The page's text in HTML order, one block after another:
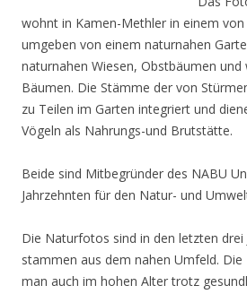
wohnt in Kamen-Methler in einem
umgeben von einem naturnahen
naturnahen Wiesen, Obstbäumen und
Bäumen. Die Stämme der von
zu Teilen im Garten integriert und
Vögeln als Nahrungs-und Brutstätte.
Beide sind Mitbegründer des NABU
Jahrzehnten für den Natur- und
Die Naturfotos sind in den letzten drei
stammen aus dem nahen Umfeld. Die
man auch im hohen Alter trotz